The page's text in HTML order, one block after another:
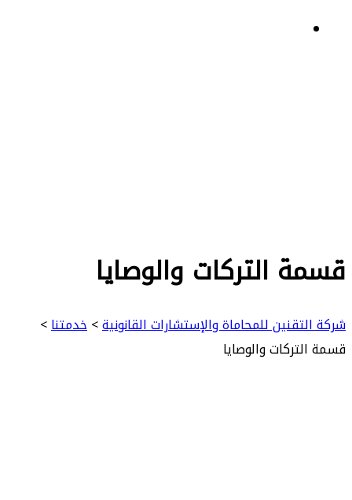
التركات والوصايا
للمحاماة والإستشارات القانونية>خدمتنا>
والوصايا